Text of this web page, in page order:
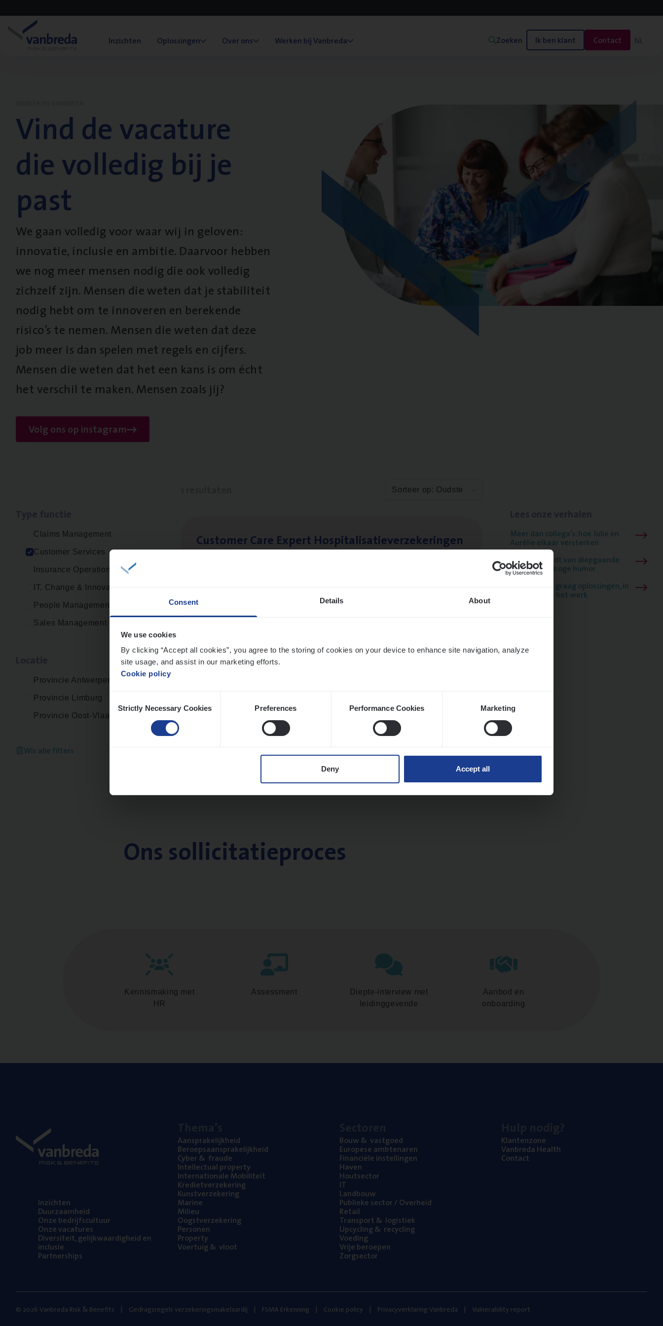
Consent Details About
We use cookies
By clicking “Accept all cookies”, you agree to the storing of cookies on your device to enhance site navigation, analyze
site usage, and assist in our marketing efforts.
Cookie policy
Selection
Strictly Necessary Cookies Preferences Performance Cookies Marketing
Deny Accept all
Inzichten Oplossingen Over ons Werken bij Vanbreda Zoeken Ik ben klant Contact NL
Vind de vacature
die volledig bij je
past
We gaan volledig voor waar wij in geloven:
innovatie, inclusie en ambitie. Daarvoor hebben
we nog meer mensen nodig die ook volledig
zichzelf zijn. Mensen die weten dat je stabiliteit
nodig hebt om te innoveren en berekende
risico’s te nemen. Mensen die weten dat deze
job meer is dan spelen met regels en cijfers.
Mensen die weten dat het een kans is om écht
het verschil te maken. Mensen zoals jij?
Volg ons op instagram
Claims Management
Customer Services
Insurance Operations
IT, Change & Innovation
People Management
Sales Management
Provincie Antwerpen
Provincie Limburg
Provincie Oost-Vlaanderen
Wis alle filters
Sorteer op: Oudste
Cus­to­mer Care Expert Hospitalisatieverzekeringen Meer dan collega’s: hoe Julie en
Aurélie elkaar versterken
Mathias houdt van diepgaande
dossiers én droge humor
Thalia zoekt graag oplossingen, in
games én op het werk
Ons sollicitatieproces
Kennismaking met
HR
Assessment
Diepte-interview met
leidinggevende
Aanbod en
onboarding
Inzich­ten
Duur­zaam­heid
Onze bedrijfs­cul­tuur
Onze vaca­tu­res
Diver­si­teit, gelijk­waar­dig­heid en
inclusie
Part­ner­ships
Aan­spra­ke­lijk­heid
Beroeps­aan­spra­ke­lijk­heid
Cyber& fraude
Intel­lec­tu­al property
Inter­na­ti­o­na­le Mobiliteit
Kre­diet­ver­ze­ke­ring
Kunst­ver­ze­ke­ring
Mari­ne
Mili­eu
Oogst­ver­ze­ke­ring
Per­so­nen
Pro­per­ty
Voer­tuig& vloot
Bouw& vastgoed
Euro­pe­se ambtenaren
Finan­ci­ë­le instellingen
Haven
Hout­sec­tor
IT
Land­bouw
Publie­ke sec­tor / Overheid
Retail
Trans­port& logistiek
Upcy­cling& recycling
Voe­ding
Vrije beroe­pen
Zorg­sec­tor
Klan­ten­zo­ne
Van­b­re­da Health
Con­tact
© 2026 Vanbreda Risk & Benefits Gedragsregels verzekeringsmakelaardij FSMA Erkenning Cookie policy Privacyverklaring Vanbreda Vulnerability report